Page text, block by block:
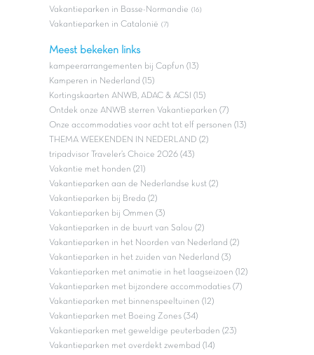
Vakantieparken in Basse-Normandie (16)
Vakantieparken in Catalonië (7)
Meest bekeken links
kampeerarrangementen bij Capfun (13)
Kamperen in Nederland (15)
Kortingskaarten ANWB, ADAC & ACSI (15)
Ontdek onze ANWB sterren Vakantieparken (7)
Onze accommodaties voor acht tot elf personen (13)
THEMA WEEKENDEN IN NEDERLAND (2)
tripadvisor Traveler’s Choice 2026 (43)
Vakantie met honden (21)
Vakantieparken aan de Nederlandse kust (2)
Vakantieparken bij Breda (2)
Vakantieparken bij Ommen (3)
Vakantieparken in de buurt van Salou (2)
Vakantieparken in het Noorden van Nederland (2)
Vakantieparken in het zuiden van Nederland (3)
Vakantieparken met animatie in het laagseizoen (12)
Vakantieparken met bijzondere accommodaties (7)
Vakantieparken met binnenspeeltuinen (12)
Vakantieparken met Boeing Zones (34)
Vakantieparken met geweldige peuterbaden (23)
Vakantieparken met overdekt zwembad (14)